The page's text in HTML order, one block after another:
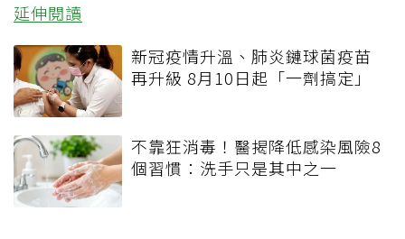
延伸閱讀
新冠疫情升溫、肺炎鏈球菌疫苗
再升級 8月10日起「一劑搞定」
不靠狂消毒！醫揭降低感染風險8
個習慣：洗手只是其中之一